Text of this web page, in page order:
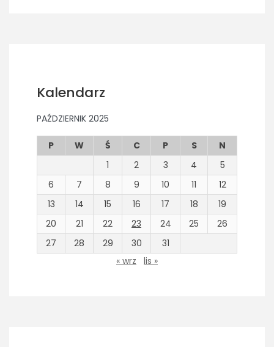
Kalendarz
PAŹDZIERNIK 2025
P W Ś C P S
N
1
2 3 4
5
6
7 8 9 10 11
12
13
14 15 16 17 18
19
20
21 22 23 24 25
26
27
28 29 30
31
« wrz
lis »